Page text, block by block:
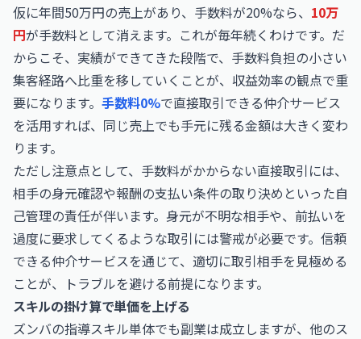
仮に年間50万円の売上があり、手数料が20%なら、 10万
円が手数料として消えます。これが毎年続くわけです。だ
からこそ、実績ができてきた段階で、手数料負担の小さい
集客経路へ比重を移していくことが、収益効率の観点で重
要になります。 手数料0%で直接取引できる仲介サービス
を活用すれば、同じ売上でも手元に残る金額は大きく変わ
ります。
ただし注意点として、手数料がかからない直接取引には、
相手の身元確認や報酬の支払い条件の取り決めといった自
己管理の責任が伴います。身元が不明な相手や、前払いを
過度に要求してくるような取引には警戒が必要です。信頼
できる仲介サービスを通じて、適切に取引相手を見極める
ことが、トラブルを避ける前提になります。
スキルの掛け算で単価を上げる
ズンバの指導スキル単体でも副業は成立しますが、他のス